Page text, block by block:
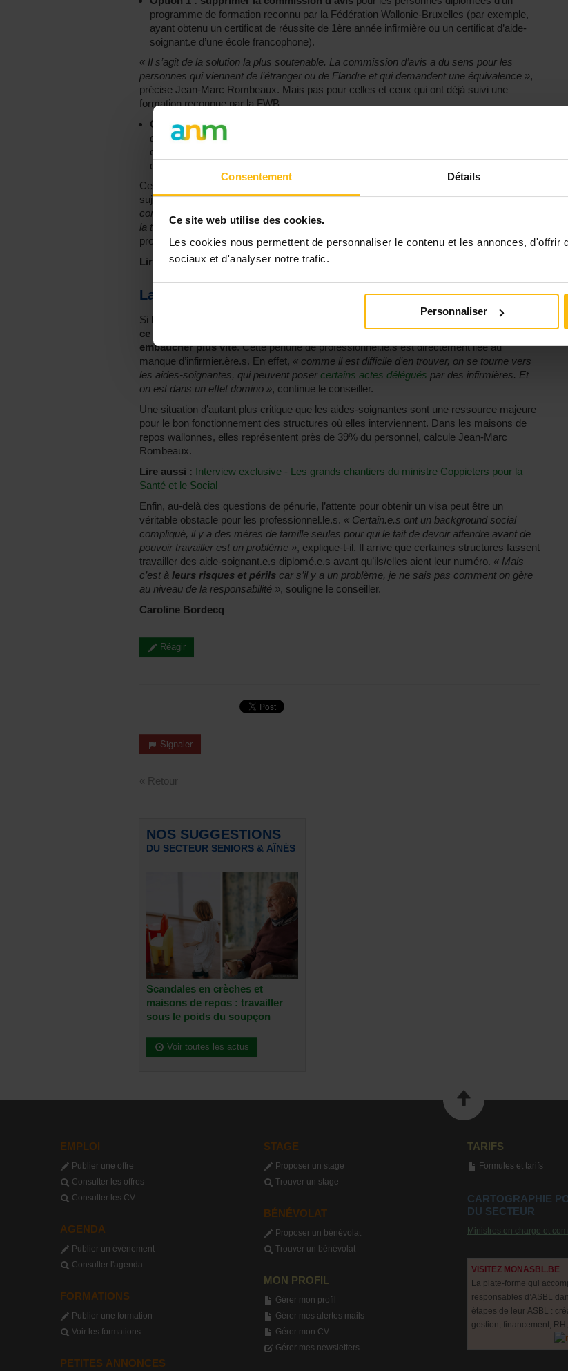
Consentement Détails
Ce site web utilise des cookies.
Les cookies nous permettent de personnaliser le contenu et les annonces, d'offrir
sociaux et d'analyser notre trafic.
Personnaliser
programme de formation reconnu par la Fédération Wallonie-Bruxelles (par exemple,
ayant obtenu un certificat de réussite de 1ère année infirmière ou un certificat d’aide-
soignant.e d’une école francophone).
« Il s’agit de la solution la plus soutenable. La commission d’avis a du sens pour les
personnes qui viennent de l’étranger ou de Flandre et qui demandent une équivalence »,
précise Jean-Marc Rombeaux. Mais pas pour celles et ceux qui ont déjà suivi une
formation reconnue par la FWB.
Option 2 :mettre en place
d’éléments dignes de confiance »
commission rende son avis. Cet enregistrement provisoire existait déjà en 2006, avant
d’être supprimé.
Ce n’est pas la première fois que les fédérations du secteur interpellent les autorités à ce
sujet. Un courrier similaire avait déjà été envoyé à la législature précédente.« Mais
comme le problème n’a pas été résolu, j’ai proposé aux collègues de remettre le sujet sur
la table », raconte Jean-Marc Rombeaux, qui presse pour la mise en place d’une
procédure « digne du 21ème siècle ».
Lire aussi :"Les résidents pourraient être nos papas et nos mamans "
La pénurie des aides-soignantes, un effet domino
Si la réglementation et le délai de 45 jours ne datent pas d’hier, ce qui change aujourd’hui
ce sont les difficultés à recruter les aide-soignant.e.s et la nécessité de pouvoir
embaucher plus vite. Cette pénurie de professionnel.le.s est directement liée au
manque d’infirmier.ère.s. En effet, « comme il est difficile d’en trouver, on se tourne vers
les aides-soignantes, qui peuvent poser certains actes délégués par des infirmières. Et
on est dans un effet domino », continue le conseiller.
Une situation d’autant plus critique que les aides-soignantes sont une ressource majeure
pour le bon fonctionnement des structures où elles interviennent. Dans les maisons de
repos wallonnes, elles représentent près de 39% du personnel, calcule Jean-Marc
Rombeaux.
Lire aussi : Interview exclusive - Les grands chantiers du ministre Coppieters pour la
Santé et le Social
Enfin, au-delà des questions de pénurie, l’attente pour obtenir un visa peut être un
véritable obstacle pour les professionnel.le.s. « Certain.e.s ont un background social
compliqué, il y a des mères de famille seules pour qui le fait de devoir attendre avant de
pouvoir travailler est un problème », explique-t-il. Il arrive que certaines structures fassent
travailler des aide-soignant.e.s diplomé.e.s avant qu’ils/elles aient leur numéro. « Mais
c’est à leurs risques et périls car s’il y a un problème, je ne sais pas comment on gère
au niveau de la responsabilité », souligne le conseiller.
Caroline Bordecq
Réagir
Signaler
« Retour
NOS SUGGESTIONS
DU SECTEUR SENIORS & AÎNÉS
Scandales en crèches et
maisons de repos : travailler
sous le poids du soupçon
Voir toutes les actus
EMPLOI
Publier une offre
Consulter les offres
Consulter les CV
AGENDA
Publier un événement
Consulter l'agenda
FORMATIONS
Publier une formation
Voir les formations
PETITES ANNONCES
STAGE
Proposer un stage
Trouver un stage
BÉNÉVOLAT
Proposer un bénévolat
Trouver un bénévolat
MON PROFIL
Gérer mon profil
Gérer mes alertes mails
Gérer mon CV
Gérer mes newsletters
TARIFS
Formules et tarifs
CARTOGRAPHIE
DU SECTEUR
Ministres en charge et
VISITEZ MONASBL.BE
La plate-forme qui
responsables d’ASBL
étapes de leur ASBL :
gestion, financement, RH,